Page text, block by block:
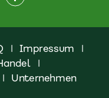
| Impressum
|
|
| Unternehmen